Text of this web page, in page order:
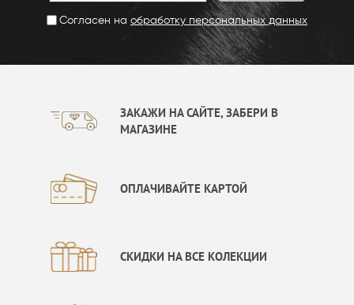
Согласен на обработку персональных данных
ЗАКАЖИ НА САЙТЕ, ЗАБЕРИ В
МАГАЗИНЕ
ОПЛАЧИВАЙТЕ КАРТОЙ
СКИДКИ НА ВСЕ КОЛЕКЦИИ